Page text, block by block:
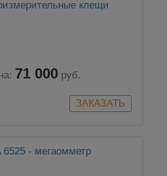
клещи
71 000 руб.